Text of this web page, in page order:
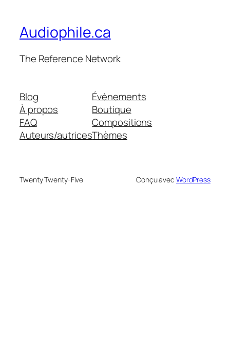
Audiophile.ca
The Reference Network
Blog
À propos
FAQ
Auteurs/autrices
Évènements
Boutique
Compositions
Thèmes
Twenty Twenty-Five Conçu avec WordPress